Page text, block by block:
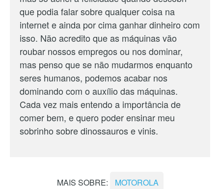
que podia falar sobre qualquer coisa na
internet e ainda por cima ganhar dinheiro com
isso. Não acredito que as máquinas vão
roubar nossos empregos ou nos dominar,
mas penso que se não mudarmos enquanto
seres humanos, podemos acabar nos
dominando com o auxílio das máquinas.
Cada vez mais entendo a importância de
comer bem, e quero poder ensinar meu
sobrinho sobre dinossauros e vinis.
MAIS SOBRE: MOTOROLA